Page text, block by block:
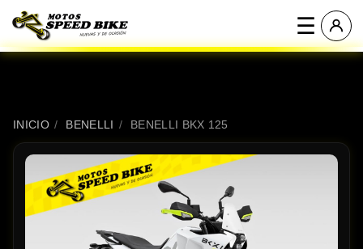
☰
INICIO / BENELLI / BENELLI BKX 125